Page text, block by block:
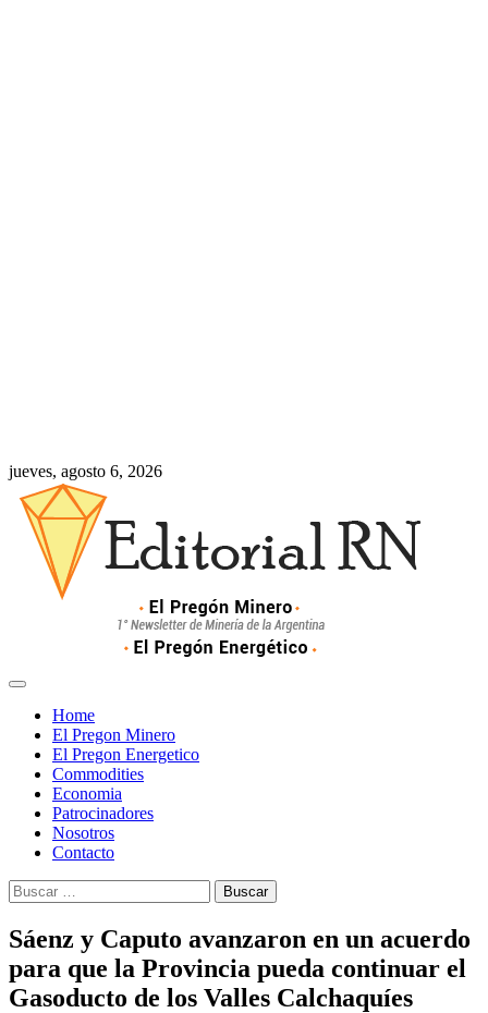
jueves, agosto 6, 2026
Home
El Pregon Minero
El Pregon Energetico
Commodities
Economia
Patrocinadores
Nosotros
Contacto
Buscar:
Sáenz y Caputo avanzaron en un acuerdo
para que la Provincia pueda continuar el
Gasoducto de los Valles Calchaquíes